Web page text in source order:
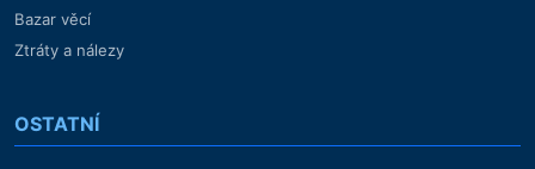
Bazar věcí
Ztráty a nálezy
OSTATNÍ